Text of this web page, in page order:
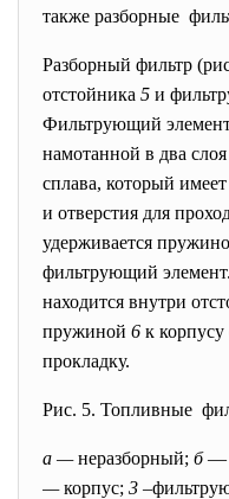
также разборные
Разборный фильтр
отстойника 5 и
Фильтрующий элемент
намотанной в два
сплава, который
и отверстия для
удерживается
фильтрующий
находится внутри
пружиной 6 к
прокладку.
Рис. 5. Топливные
а —неразборный; б—
—корпус; 3